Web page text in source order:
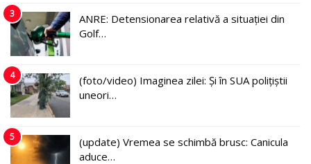
3
ANRE: Detensionarea relativă a situației din
Golf…
4
(foto/video) Imaginea zilei: Și în SUA polițiștii
uneori…
5
(update) Vremea se schimbă brusc: Canicula
aduce…